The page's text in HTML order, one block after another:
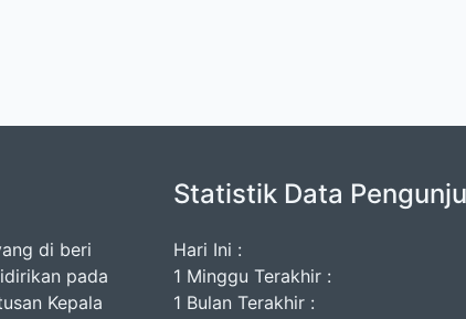
di beri
pada
Kepala
Statistik Data
Hari Ini :
1 Minggu Terakhir :
1 Bulan Terakhir :